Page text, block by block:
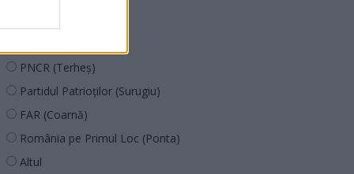
PNCR (Terheș)
Partidul Patrioților (Surugiu)
FAR (Coarnă)
România pe Primul Loc (Ponta)
Altul